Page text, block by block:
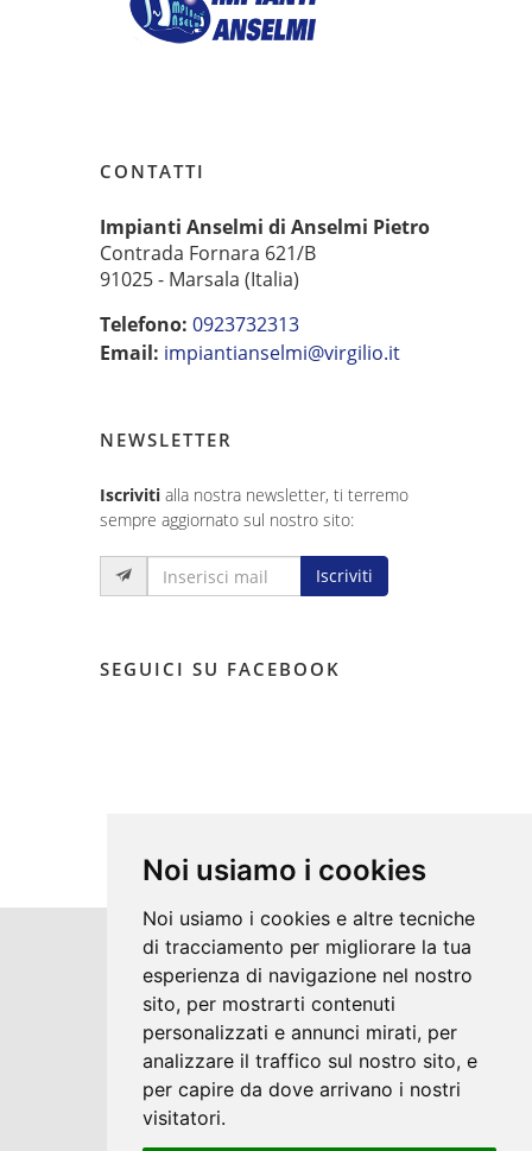
Noi usiamo i cookies
Noi usiamo i cookies e altre tecniche
di tracciamento per migliorare la tua
esperienza di navigazione nel nostro
sito, per mostrarti contenuti
personalizzati e annunci mirati, per
analizzare il traffico sul nostro sito, e
per capire da dove arrivano i nostri
visitatori.
CONTATTI
Impianti Anselmi di Anselmi Pietro
Contrada Fornara 621/B
91025 - Marsala (Italia)
Telefono: 0923732313
Email: impiantianselmi@virgilio.it
NEWSLETTER
Iscriviti alla nostra newsletter, ti terremo
sempre aggiornato sul nostro sito:
Iscriviti
SEGUICI SU FACEBOOK
Copyrights © 2026 Impianti Anselmi di
Anselmi Pietro Tutti i diritti riservati.
Partita Iva: 02126260815 /
Privacy e Cookie Policy